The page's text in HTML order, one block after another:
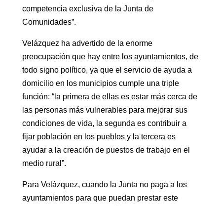
competencia exclusiva de la Junta de
Comunidades”.
Velázquez ha advertido de la enorme
preocupación que hay entre los ayuntamientos, de
todo signo político, ya que el servicio de ayuda a
domicilio en los municipios cumple una triple
función: “la primera de ellas es estar más cerca de
las personas más vulnerables para mejorar sus
condiciones de vida, la segunda es contribuir a
fijar población en los pueblos y la tercera es
ayudar a la creación de puestos de trabajo en el
medio rural”.
Para Velázquez, cuando la Junta no paga a los
ayuntamientos para que puedan prestar este